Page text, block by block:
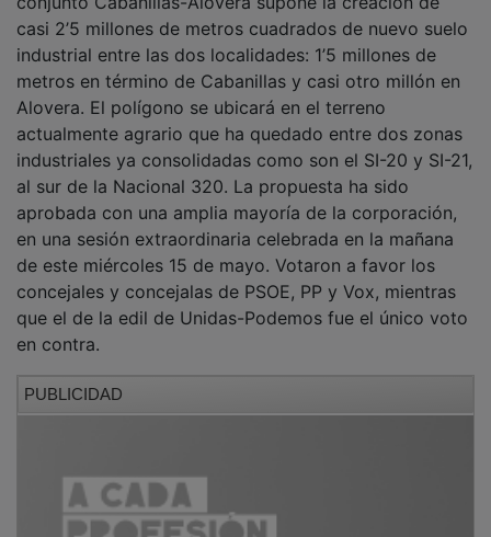
casi 2’5 millones de metros cuadrados de nuevo suelo
industrial entre las dos localidades: 1’5 millones de
metros en término de Cabanillas y casi otro millón en
Alovera. El polígono se ubicará en el terreno
actualmente agrario que ha quedado entre dos zonas
industriales ya consolidadas como son el SI-20 y SI-21,
al sur de la Nacional 320. La propuesta ha sido
aprobada con una amplia mayoría de la corporación,
en una sesión extraordinaria celebrada en la mañana
de este miércoles 15 de mayo. Votaron a favor los
concejales y concejalas de PSOE, PP y Vox, mientras
que el de la edil de Unidas-Podemos fue el único voto
en contra.